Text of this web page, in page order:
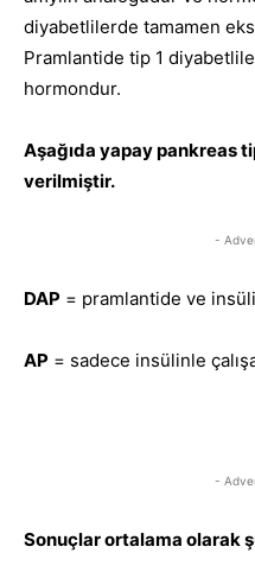
diyabetlilerde tamamen
Pramlantide tip 1
hormondur.
Aşağıda yapay pankreas
verilmiştir.
-
DAP = pramlantide ve
AP = sadece insülinle
-
Sonuçlar ortalama olarak